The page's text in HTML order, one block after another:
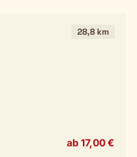
28,8 km
ab 17,00 €